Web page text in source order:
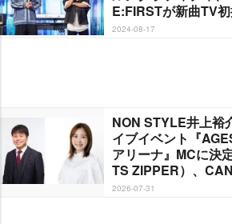
E:FIRSTが新曲TV
2024-08-17
NON STYLE井上裕
イブイベント『
アリーナ』MCに
TS ZIPPER）、
2026-07-31